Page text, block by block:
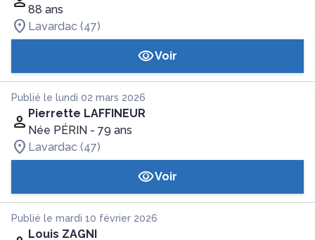
88 ans
Lavardac (47)
Voir
Publié le lundi 02 mars 2026
Pierrette LAFFINEUR
Née PÉRIN - 79 ans
Lavardac (47)
Voir
Publié le mardi 10 février 2026
Louis ZAGNI